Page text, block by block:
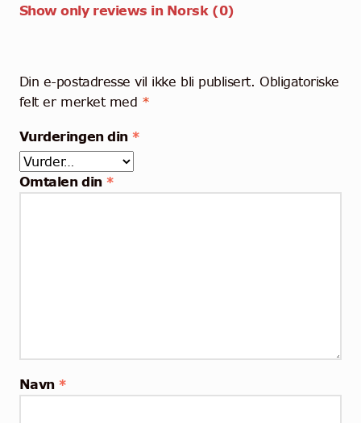
Show only reviews in Norsk (0)
Din e-postadresse vil ikke bli publisert. Obligatoriske
felt er merket med *
Vurderingen din *
Omtalen din *
Navn *